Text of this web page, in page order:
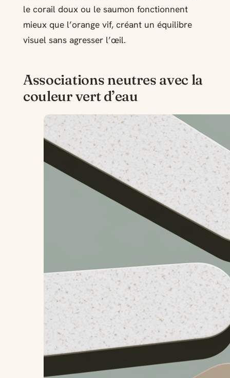
le corail doux ou le saumon fonctionnent
mieux que l’orange vif, créant un équilibre
visuel sans agresser l’œil.
Associations neutres avec la
couleur vert d’eau